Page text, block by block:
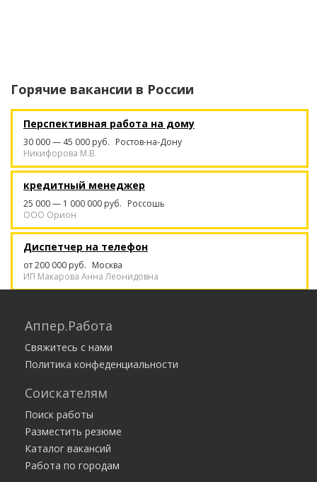
Горячие вакансии в России
Перспективная работа на дому
30 000 — 45 000 руб. Ростов-на-Дону
Никифорова М.В.
кредитный менеджер
25 000 — 1 000 000 руб. Россошь
ООО Орион
Диспетчер на телефон
от 200 000 руб. Москва
ИП Макарова Анна Леонидовна
работа - 200 тысяч в месяц
ИП Макарова Анна Леонидовна
Москва
Клининг-сервис CleanON
Аппер.Работа
Свяжитесь с нами
Политика конфеденциальности
Соискателям
Поиск работы
Разместить резюме
Каталог вакансий
Работа по городам